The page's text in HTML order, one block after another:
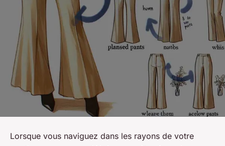
Lorsque vous naviguez dans les rayons de votre